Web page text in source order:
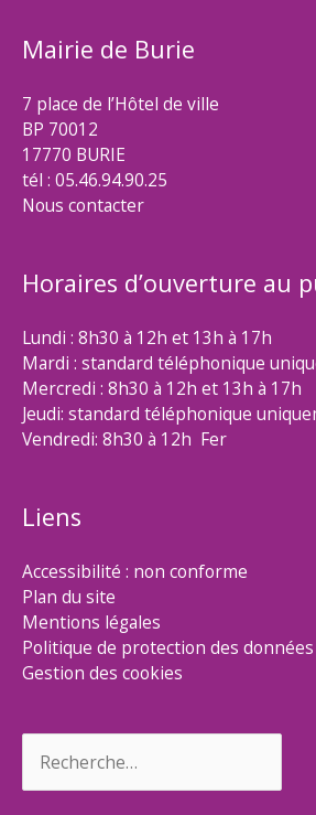
Mairie de Burie
7 place de l’Hôtel de ville
BP 70012
17770 BURIE
tél : 05.46.94.90.25
Nous contacter
Horaires d’ouverture au
Lundi : 8h30 à 12h et 13h à 17h
Mardi : standard téléphonique
Mercredi : 8h30 à 12h et 13h à 17h
Jeudi: standard téléphonique
Vendredi: 8h30 à 12h Fer
Liens
Accessibilité : non conforme
Plan du site
Mentions légales
Politique de protection des données
Gestion des cookies